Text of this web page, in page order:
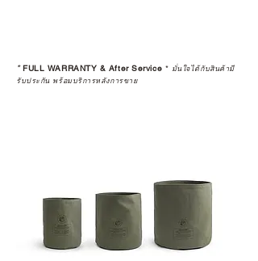
details, please come to purchase at
the store.
*FULL WARRANTY & After Service * มั่นใจได้กับสินค้ามี
รับประกัน พร้อมบริการหลังการขาย